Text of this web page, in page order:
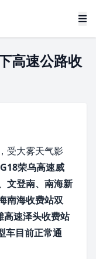
高速公路收
受大雾天气影
G18荣乌高速威
文登南、南海新
南海收费站双
高速泽头收费站
车目前正常通